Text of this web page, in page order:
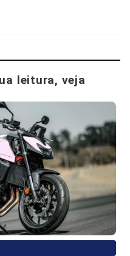
leitura, veja